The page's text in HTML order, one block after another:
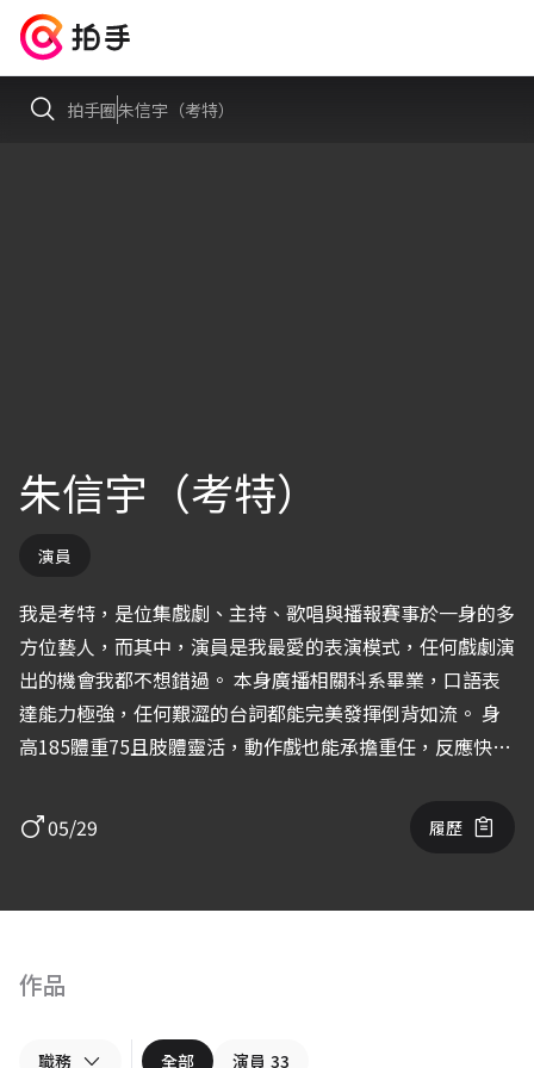
拍手圈朱信宇（考特）
朱信宇（考特）
演員
我是考特，是位集戲劇、主持、歌唱與播報賽事於一身的多
方位藝人，而其中，演員是我最愛的表演模式，任何戲劇演
出的機會我都不想錯過。 本身廣播相關科系畢業，口語表
達能力極強，任何艱澀的台詞都能完美發揮倒背如流。 身
高185體重75且肢體靈活，動作戲也能承擔重任，反應快能
色，無論正派反派或截然不同的個性，都能揣摩感同身受進
一步呈現在表演上，希望有機會可以與您合作。
05/29 履歷
作品
職務 全部 演員 33